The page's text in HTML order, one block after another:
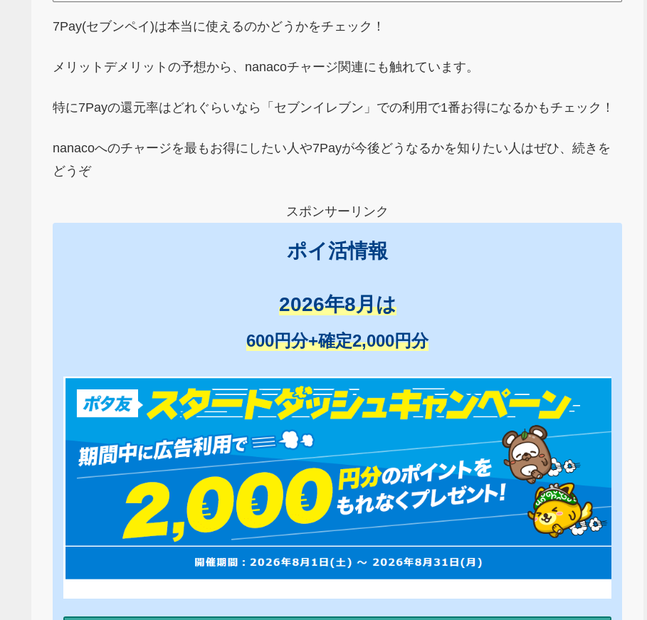
7Pay(セブンペイ)は本当に使えるのかどうかをチェック！
メリットデメリットの予想から、nanacoチャージ関連にも触れています。
特に7Payの還元率はどれぐらいなら「セブンイレブン」での利用で1番お得になるかもチェック！
nanacoへのチャージを最もお得にしたい人や7Payが今後どうなるかを知りたい人はぜひ、続きを
どうぞ
スポンサーリンク
ポイ活情報
2026年8月は
600円分+確定2,000円分